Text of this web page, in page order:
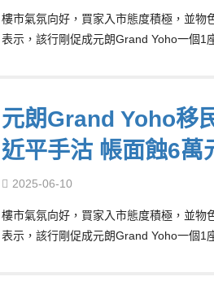
樓市氣氛向好，買家入市態度積極，並物
表示，該行剛促成元朗Grand Yoho一個1
元朗Grand Yoho移
近平手沽 帳面蝕6萬
2025-06-10
樓市氣氛向好，買家入市態度積極，並物
表示，該行剛促成元朗Grand Yoho一個1